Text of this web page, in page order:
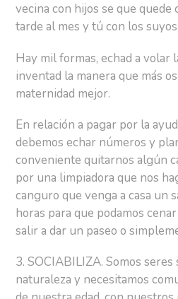
vecina con hijos se que quede
tarde al mes y tú con los
Hay mil formas, echad a volar
inventad la manera que más
maternidad mejor.
En relación a pagar por la
debemos echar números y
conveniente quitarnos algún
por una limpiadora que nos
canguro que venga a casa un
horas para que podamos
salir a dar un paseo o
3. SOCIABILIZA. Somos
naturaleza y necesitamos